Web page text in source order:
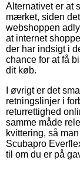
Alternativet er at
mærket, siden
webshoppen
at internet
der har indsigt i
chance for at få
dit køb.
I øvrigt er det
retningslinjer i
returrettighed
samme måde
kvittering, så
Scubapro
til om du er på